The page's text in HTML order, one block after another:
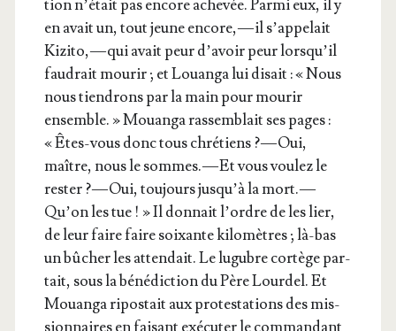
tion n’é­tait pas encore ache­vée. Par­mi eux, il y
en avait un, tout jeune encore, — il s’ap­pe­lait
Kizi­to, — qui avait peur d’a­voir peur lors­qu’il
fau­drait mou­rir ; et Louan­ga lui disait : « Nous
nous tien­drons par la main pour mou­rir
ensemble. » Mouan­ga ras­sem­blait ses pages :
« Êtes-vous donc tous chré­tiens ? — Oui,
maître, nous le sommes. — Et vous vou­lez le
res­ter ? — Oui, tou­jours jus­qu’à la mort. —
Qu’on les tue ! » Il don­nait l’ordre de les lier,
de leur faire faire soixante kilo­mètres ; là-bas
un bûcher les atten­dait. Le lugubre cor­tège par­
tait, sous la béné­dic­tion du Père Lour­del. Et
Mouan­ga ripos­tait aux pro­tes­ta­tions des mis­